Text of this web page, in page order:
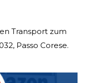
Transport zum
Passo Corese.